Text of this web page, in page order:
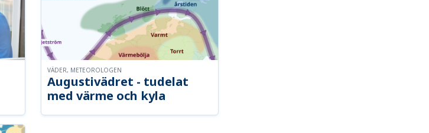
Augustivädret - tudelat
med värme och kyla
VÄDER, METEOROLOGEN